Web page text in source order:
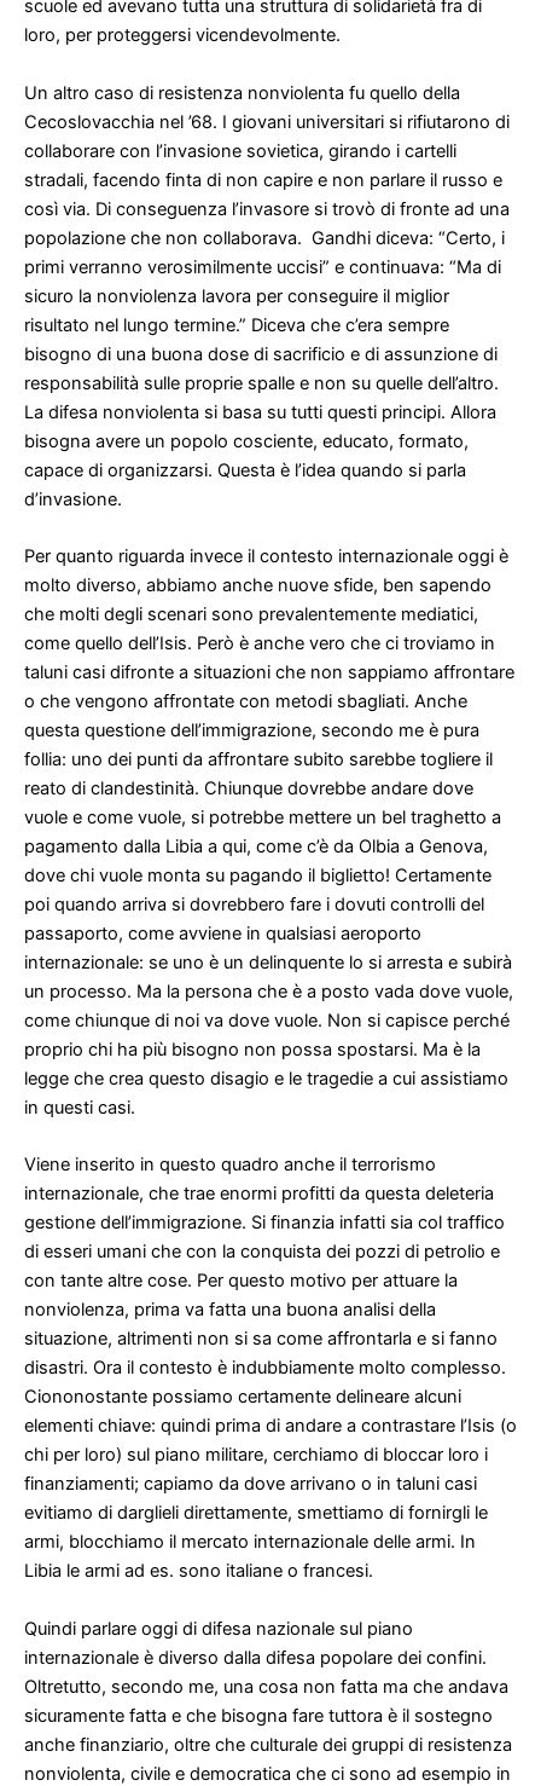
scuole ed avevano tutta una struttura di solidarietà fra di
loro, per proteggersi vicendevolmente.
Un altro caso di resistenza nonviolenta fu quello della
Cecoslovacchia nel ’68. I giovani universitari si rifiutarono di
collaborare con l’invasione sovietica, girando i cartelli
stradali, facendo finta di non capire e non parlare il russo e
così via. Di conseguenza l’invasore si trovò di fronte ad una
popolazione che non collaborava. Gandhi diceva: “Certo, i
primi verranno verosimilmente uccisi” e continuava: “Ma di
sicuro la nonviolenza lavora per conseguire il miglior
risultato nel lungo termine.” Diceva che c’era sempre
bisogno di una buona dose di sacrificio e di assunzione di
responsabilità sulle proprie spalle e non su quelle dell’altro.
La difesa nonviolenta si basa su tutti questi principi. Allora
bisogna avere un popolo cosciente, educato, formato,
capace di organizzarsi. Questa è l’idea quando si parla
d’invasione.
Per quanto riguarda invece il contesto internazionale oggi è
molto diverso, abbiamo anche nuove sfide, ben sapendo
che molti degli scenari sono prevalentemente mediatici,
come quello dell’Isis. Però è anche vero che ci troviamo in
taluni casi difronte a situazioni che non sappiamo affrontare
o che vengono affrontate con metodi sbagliati. Anche
questa questione dell’immigrazione, secondo me è pura
follia: uno dei punti da affrontare subito sarebbe togliere il
reato di clandestinità. Chiunque dovrebbe andare dove
vuole e come vuole, si potrebbe mettere un bel traghetto a
pagamento dalla Libia a qui, come c’è da Olbia a Genova,
dove chi vuole monta su pagando il biglietto! Certamente
poi quando arriva si dovrebbero fare i dovuti controlli del
passaporto, come avviene in qualsiasi aeroporto
internazionale: se uno è un delinquente lo si arresta e subirà
un processo. Ma la persona che è a posto vada dove vuole,
come chiunque di noi va dove vuole. Non si capisce perché
proprio chi ha più bisogno non possa spostarsi. Ma è la
legge che crea questo disagio e le tragedie a cui assistiamo
in questi casi.
Viene inserito in questo quadro anche il terrorismo
internazionale, che trae enormi profitti da questa deleteria
gestione dell’immigrazione. Si finanzia infatti sia col traffico
di esseri umani che con la conquista dei pozzi di petrolio e
con tante altre cose. Per questo motivo per attuare la
nonviolenza, prima va fatta una buona analisi della
situazione, altrimenti non si sa come affrontarla e si fanno
disastri. Ora il contesto è indubbiamente molto complesso.
Ciononostante possiamo certamente delineare alcuni
elementi chiave: quindi prima di andare a contrastare l’Isis (o
chi per loro) sul piano militare, cerchiamo di bloccar loro i
finanziamenti; capiamo da dove arrivano o in taluni casi
evitiamo di darglieli direttamente, smettiamo di fornirgli le
armi, blocchiamo il mercato internazionale delle armi. In
Libia le armi ad es. sono italiane o francesi.
Quindi parlare oggi di difesa nazionale sul piano
internazionale è diverso dalla difesa popolare dei confini.
Oltretutto, secondo me, una cosa non fatta ma che andava
sicuramente fatta e che bisogna fare tuttora è il sostegno
anche finanziario, oltre che culturale dei gruppi di resistenza
nonviolenta, civile e democratica che ci sono ad esempio in